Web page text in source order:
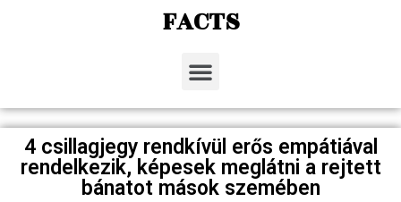
FACTS
4 csillagjegy rendkívül erős empátiával
rendelkezik, képesek meglátni a rejtett
bánatot mások szemében